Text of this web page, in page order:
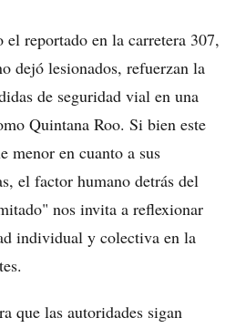
reportado en la carretera 307,
dejó lesionados, refuerzan la
de seguridad vial en una
Quintana Roo. Si bien este
menor en cuanto a sus
el factor humano detrás del
nos invita a reflexionar
individual y colectiva en la
que las autoridades sigan